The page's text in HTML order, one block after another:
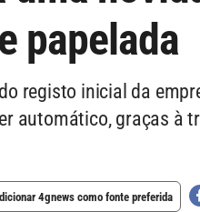
papelada
registo inicial da
automático, graças à
4gnews como fonte preferida